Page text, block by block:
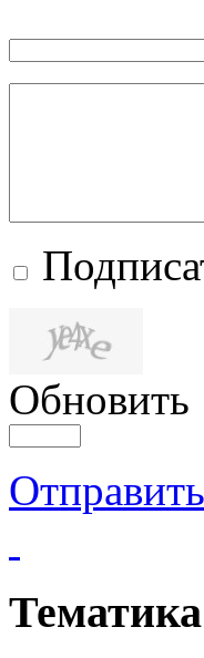
Обновить
Отправить